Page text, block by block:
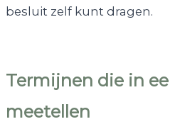
besluit zelf kunt dragen.
Termijnen die in
meetellen